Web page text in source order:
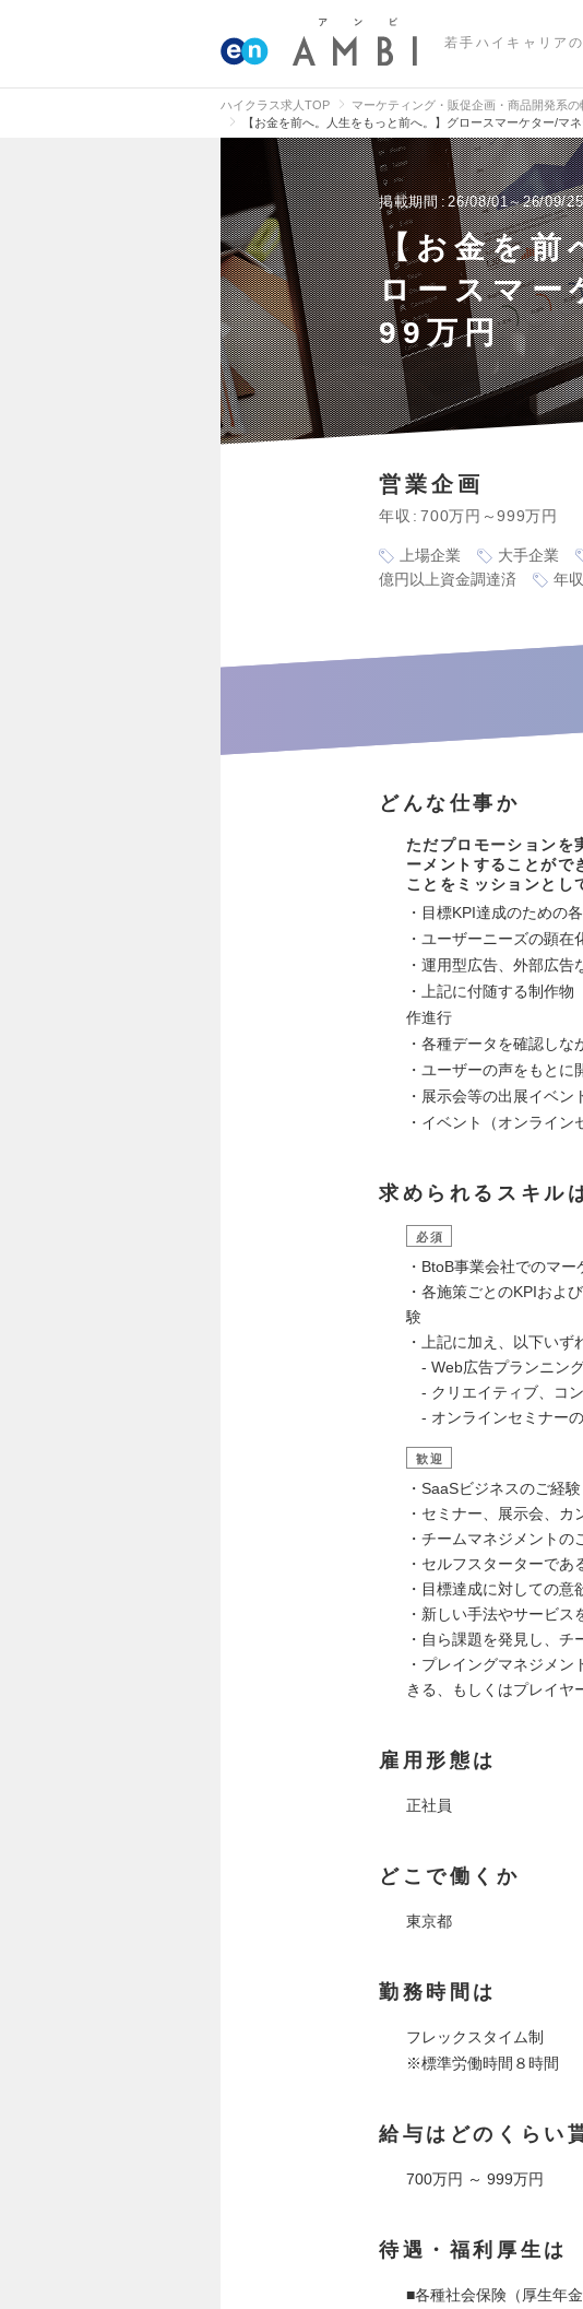
若手ハイキャリア
ハイクラス求人TOP マーケティング・販促企画・商品開発系の
【お金を前へ。人生をもっと前へ。】グロースマーケター/マ
掲載期間 26/08/01～26/09/25
【お金を前
ロースマー
99万円
営業企画
年収 700万円～999万円
上場企業 大手企業
億円以上資金調達済
年
どんな仕事か
ただプロモーションを
ーメントすることがで
ことをミッションとし
・目標KPI達成のための
・ユーザーニーズの顕
・運用型広告、外部広
・上記に付随する制作
作進行
・各種データを確認し
・ユーザーの声をもと
・展示会等の出展イベン
・イベント（オンライ
求められるスキル
必須
・BtoB事業会社でのマ
・各施策ごとのKPIおよ
験
・上記に加え、以下いず
- Web広告プランニン
- クリエイティブ、コ
- オンラインセミナー
歓迎
・SaaSビジネスのご経験
・セミナー、展示会、
・チームマネジメントの
・セルフスターターであ
・目標達成に対しての
・新しい手法やサービ
・自ら課題を発見し、
・プレイングマネジメ
きる、もしくはプレイヤ
雇用形態は
正社員
どこで働くか
東京都
勤務時間は
フレックスタイム制
※標準労働時間８時間
給与はどのくらい
700万円 ～ 999万円
待遇・福利厚生は
■各種社会保険（厚生年